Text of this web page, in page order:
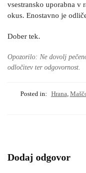
vsestransko uporabna v
okus. Enostavno je
Dober tek.
Opozorilo: Ne dovolj
odločitev ter odgovornost.
Posted in: Hrana,
Dodaj odgovor